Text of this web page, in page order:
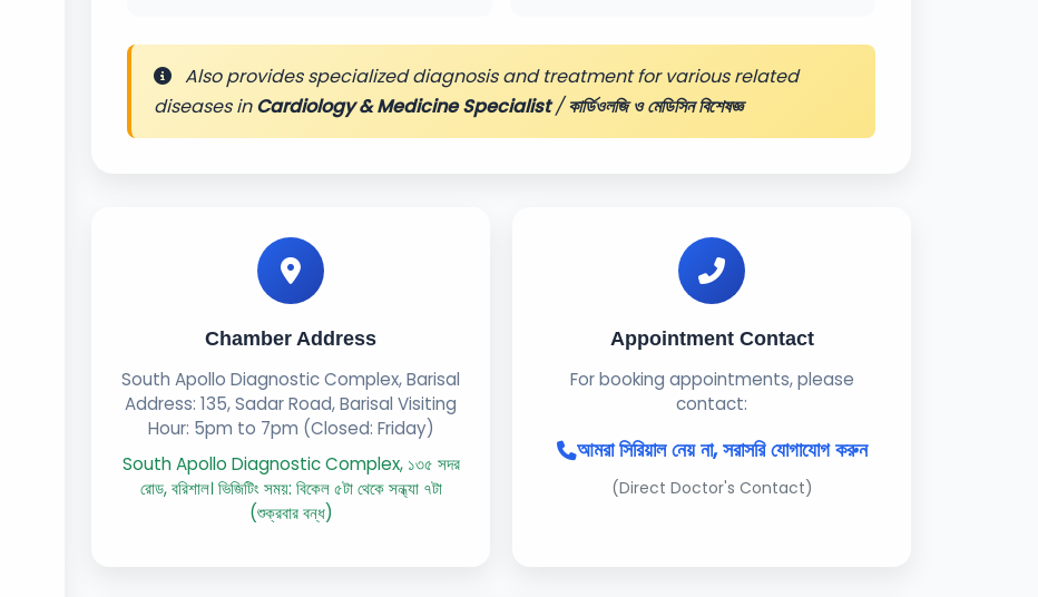
Also provides specialized diagnosis and treatment for various related
diseases inCardiology & Medicine Specialist/কার্ডিওলজি ও মেডিসিন বিশেষজ্ঞ
Chamber Address
South Apollo Diagnostic Complex, Barisal
Address: 135, Sadar Road, Barisal Visiting
Hour: 5pm to 7pm (Closed: Friday)
South Apollo Diagnostic Complex, ১৩৫ সদর
রোড, বরিশাল। ভিজিটিং সময়: বিকেল ৫টা থেকে সন্ধ্যা ৭টা
(শুক্রবার বন্ধ)
Appointment Contact
For booking appointments, please
contact:
আমরা সিরিয়াল নেয় না, সরাসরি যোগাযোগ করুন
(Direct Doctor's Contact)